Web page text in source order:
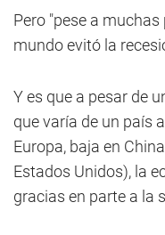
Pero "pese a
mundo evitó la
Y es que a pesar de
que varía de un país
Europa, baja en
Estados Unidos), la
gracias en parte a la